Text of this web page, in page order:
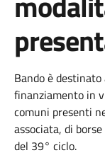
Bando è
finanziamento in
comuni presenti
associata, di
del 39° ciclo.